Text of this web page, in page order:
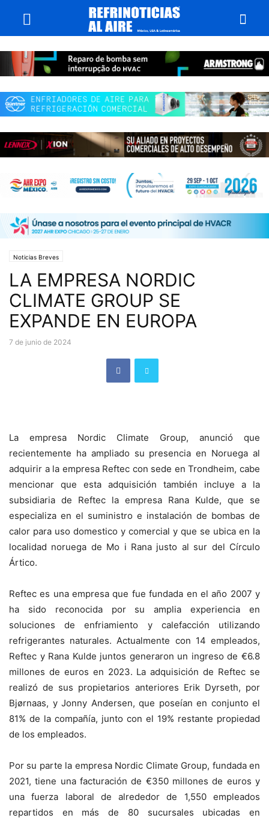
Noticias Breves
LA EMPRESA NORDIC
CLIMATE GROUP SE
EXPANDE EN EUROPA
7 de junio de 2024
La empresa Nordic Climate Group, anunció que
recientemente ha ampliado su presencia en Noruega al
adquirir a la empresa Reftec con sede en Trondheim, cabe
mencionar que esta adquisición también incluye a la
subsidiaria de Reftec la empresa Rana Kulde, que se
especializa en el suministro e instalación de bombas de
calor para uso domestico y comercial y que se ubica en la
localidad noruega de Mo i Rana justo al sur del Círculo
Ártico.
Reftec es una empresa que fue fundada en el año 2007 y
ha sido reconocida por su amplia experiencia en
soluciones de enfriamiento y calefacción utilizando
refrigerantes naturales. Actualmente con 14 empleados,
Reftec y Rana Kulde juntos generaron un ingreso de €6.8
millones de euros en 2023. La adquisición de Reftec se
realizó de sus propietarios anteriores Erik Dyrseth, por
Bjørnaas, y Jonny Andersen, que poseían en conjunto el
81% de la compañía, junto con el 19% restante propiedad
de los empleados.
Por su parte la empresa Nordic Climate Group, fundada en
2021, tiene una facturación de €350 millones de euros y
una fuerza laboral de alrededor de 1,550 empleados
repartidos en más de 80 sucursales ubicadas en